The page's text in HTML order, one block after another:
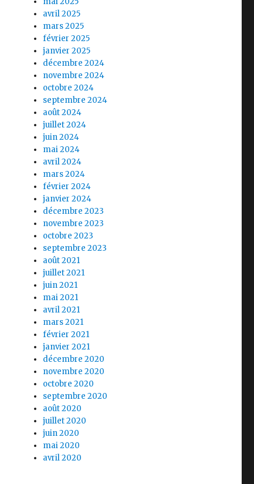
avril 2025
mars 2025
février 2025
janvier 2025
décembre 2024
novembre 2024
octobre 2024
septembre 2024
août 2024
juillet 2024
juin 2024
mai 2024
avril 2024
mars 2024
février 2024
janvier 2024
décembre 2023
novembre 2023
octobre 2023
septembre 2023
août 2021
juillet 2021
juin 2021
mai 2021
avril 2021
mars 2021
février 2021
janvier 2021
décembre 2020
novembre 2020
octobre 2020
septembre 2020
août 2020
juillet 2020
juin 2020
mai 2020
avril 2020